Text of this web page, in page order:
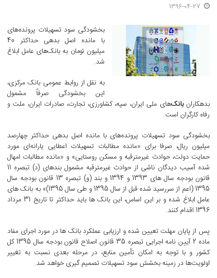
1396-04-27
بخشودگی سود تسهیلات پرونده‌های
با مانده اصل بدهی حداکثر 40
میلیون تومان به بانک‌های عامل ابلاغ
شد.
به نقل از روابط عمومی بانک مرکزی،
این بخشودگی صرفاً مشمول
بدهکارانبانک‌های ملی ایران، سپه، کشاورزی، تجارت، صادرات ایران، ملت و
رفاه کارگران است.
بخشودگی سود تسهیلات پرونده‌های با مانده اصل بدهی حداکثر چهارصد
میلیون ریال، صرفا برای «مانده مطالبات تسهیلات اعطایی یارانه‌ای مورد
حمایت دولت، حوادث غیرمترقبه و مسکن روستایی» و «مانده مطالبات امهال
شده آسیب دیدگان ناشی از حوادث غیرمترقبه مشمول بندهای (د) تبصره 11
قانون بودجه سال های 1393 و 1394 و بند (و) تبصره 13 قانون بودجه سال
1395 (اعم از سررسید شده قبل از سال 1395 و طی سال 1395)» به بانک های
عامل ابلاغ شده و بر این اساس، این بانک ها باید حداکثر تا تاریخ 31 مرداد
1396 اقدام کنند.
پس از پایان مهلت تعیین شده و ارزیابی عملکرد بانک ها در مورد اجرای مفاد
ماده 2 آیین نامه اجرایی تبصره 35 قانون اصلاح قانون بودجه سال 1395 کل
کشور و با توجه به امکان تأمین منابع، در مرحله بعدی نسبت به تغییر
اولویت‌ها در زمینه بخشش سود تسهیلات تصمیم گیری خواهد شد.